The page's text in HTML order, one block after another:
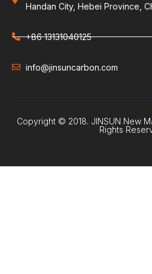
Handan City, Hebei Province,
+86 13131040125
info@jinsuncarbon.com
Copyright © 2018. JINSUN New
Rights